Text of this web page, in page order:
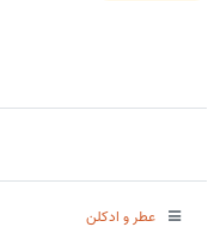
عطر و ادکلن